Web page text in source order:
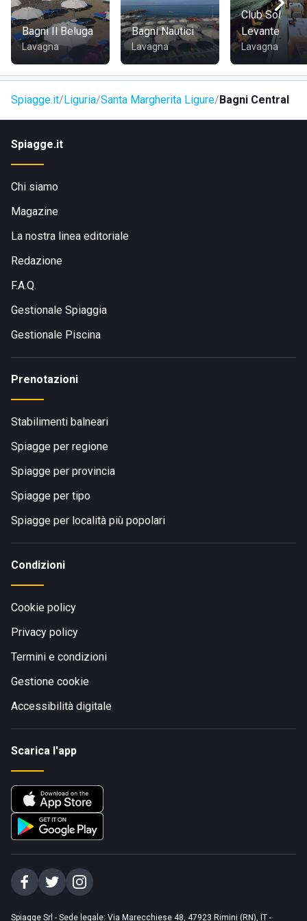
provinciale 227, percorrerla appunto per circa un centinaio
di metri per trovare lo stabilimento sulla destra al n. 1 di
Viale Andrea Doria.
Bagni Il Beluga
Lavagna
Bagni Nautici
Lavagna
Club Sol
Levante
Lavagna
Spiagge.it Liguria Santa Margherita Ligure Bagni Central
Spiagge.it
Chi siamo
Magazine
La nostra linea editoriale
Redazione
F.A.Q.
Gestionale Spiaggia
Gestionale Piscina
Prenotazioni
Stabilimenti balneari
Spiagge per regione
Spiagge per provincia
Spiagge per tipo
Spiagge per località più popolari
Condizioni
Cookie policy
Privacy policy
Termini e condizioni
Gestione cookie
Accessibilità digitale
Scarica l'app
Spiagge Srl - Sede legale: Via Marecchiese 48, 47923 Rimini (RN), IT -